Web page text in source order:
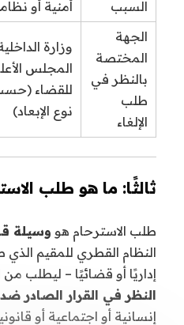
السبب أمنية أو
الجهة
المختصة
بالنظر في
طلب
الإلغاء
وزارة
المجلس
للقضاء
نوع الإبعاد)
ثالثًا: ما هو طلب
طلب الاسترحام هو وسيلة
النظام القطري للمقيم
إداريًا أو قضائيًا – ليطلب
النظر في القرار الصادر
إنسانية أو اجتماعية أو